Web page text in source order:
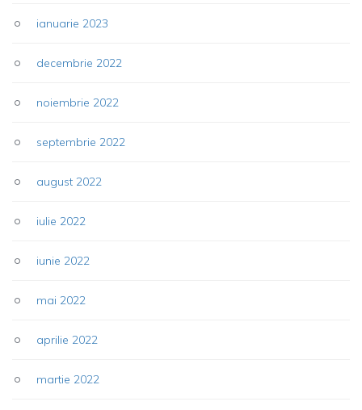
ianuarie 2023
decembrie 2022
noiembrie 2022
septembrie 2022
august 2022
iulie 2022
iunie 2022
mai 2022
aprilie 2022
martie 2022